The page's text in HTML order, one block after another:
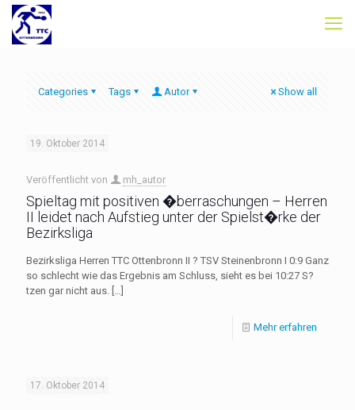
Categories Tags Autor Show all
19. Oktober 2014
Veröffentlicht von mh_autor
Spieltag mit positiven �berraschungen – Herren
II leidet nach Aufstieg unter der Spielst�rke der
Bezirksliga
Bezirksliga Herren TTC Ottenbronn II ? TSV Steinenbronn I 0:9 Ganz
so schlecht wie das Ergebnis am Schluss, sieht es bei 10:27 S?
tzen gar nicht aus. […]
Mehr erfahren
17. Oktober 2014